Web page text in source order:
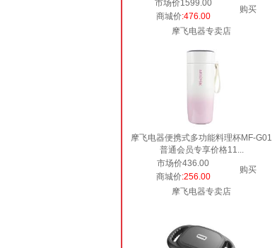
市场价1599.00
购买
商城价:476.00
摩飞电器专卖店
摩飞电器便携式多功能料理杯MF-G01
普通会员专享价格11...
市场价436.00
购买
商城价:256.00
摩飞电器专卖店